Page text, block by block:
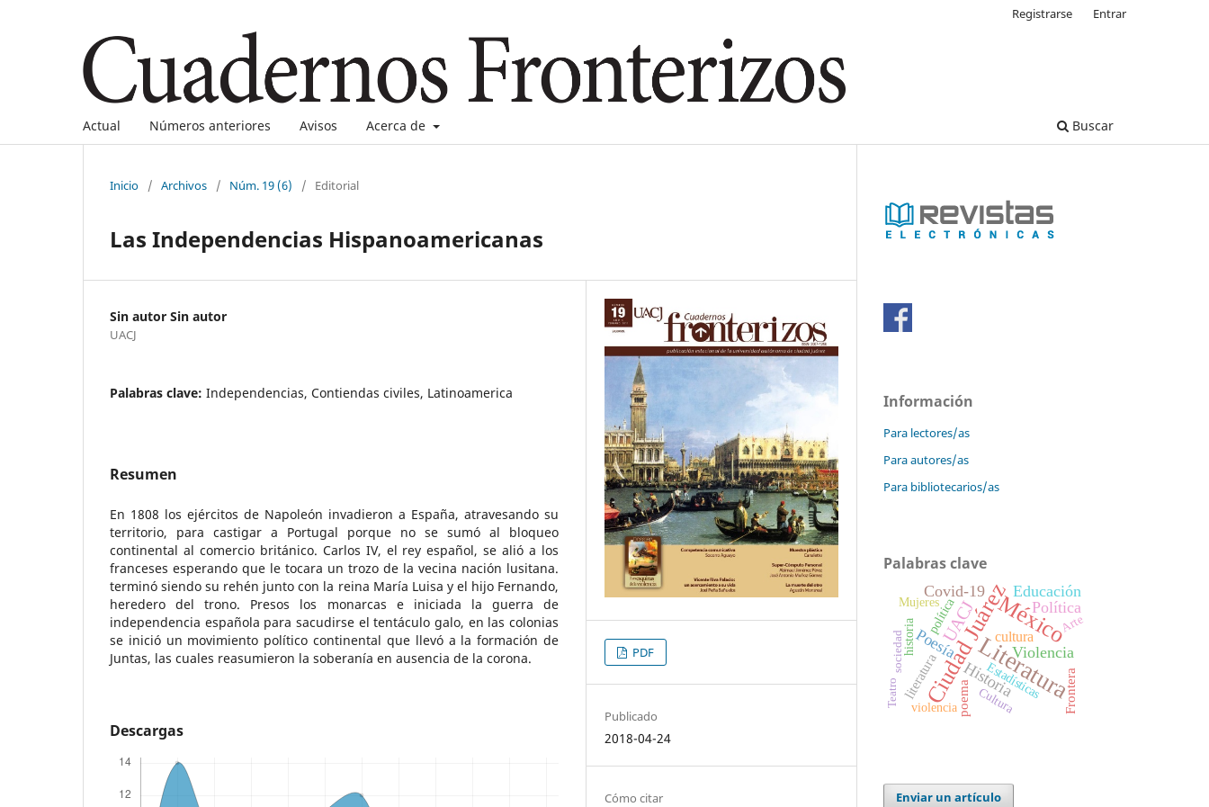
Actual Números anteriores Avisos Acerca de Buscar
Registrarse Entrar
Inicio / Archivos / Núm. 19 (6) / Editorial
Las Independencias Hispanoamericanas
Sin autor Sin autor
UACJ
Palabras clave: Independencias, Contiendas civiles, Latinoamerica
Resumen
En 1808 los ejércitos de Napoleón invadieron a España, atravesando su
territorio, para castigar a Portugal porque no se sumó al bloqueo
continental al comercio británico. Carlos IV, el rey español, se alió a los
franceses esperando que le tocara un trozo de la vecina nación lusitana.
terminó siendo su rehén junto con la reina María Luisa y el hijo Fernando,
heredero del trono. Presos los monarcas e iniciada la guerra de
independencia española para sacudirse el tentáculo galo, en las colonias
se inició un movimiento político continental que llevó a la formación de
Juntas, las cuales reasumieron la soberanía en ausencia de la corona.
Descargas
PDF
Publicado
2018-04-24
Cómo citar
Información
Para lectores/as
Para autores/as
Para bibliotecarios/as
Palabras clave
Literatura
Ciudad JuárezMéxico
UACJ
Historia
Covid-19
Poesía Violencia
Educación
Política
cultura
poema Frontera
literatura Estadísticas
política
historia
Cultura
Arte
violencia
Mujeres
sociedad
Teatro
Enviar un artículo